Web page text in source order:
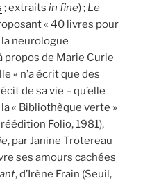
; extraits in fine) ; Le
« 40 livres pour
la neurologue
propos de Marie Curie
« n’a écrit que des
de sa vie – qu’elle
« Bibliothèque verte »
Folio, 1981),
, par Janine Trotereau
ses amours cachées
, d’Irène Frain (Seuil,